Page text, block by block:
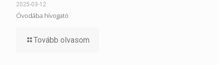
2025-03-12
Óvodába hívogató
Tovább olvasom